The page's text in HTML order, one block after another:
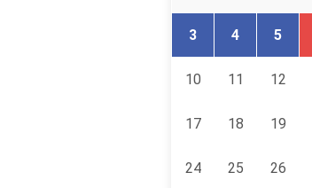
3 4 5
10 11 12
17 18 19
24 25 26